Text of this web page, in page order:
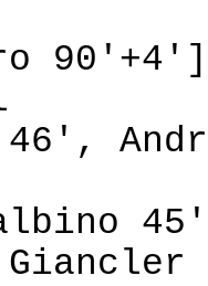
90'+4']
46',
4-